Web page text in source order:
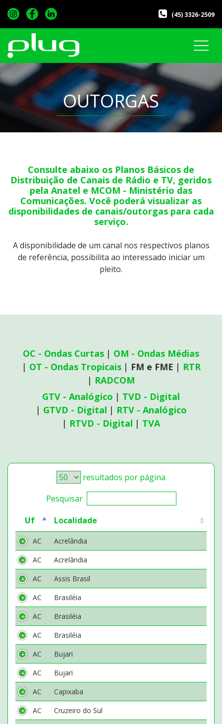
(45) 3326-2509
OUTORGAS
Consulte abaixo os Planos Básicos de
Distribuição de Canais de Rádio e TV, geridos
pela Anatel e MCOM - Ministério das
Comunicações. Você poderá visualizar as
disponibilidades de canais/outorgas para cada
serviço.
A disponibilidade de um canal nos respectivos planos
de referência, possibilita ao interessado iniciar um
pleito.
OC - Ondas Curtas
OM - Ondas Médias
OT - Ondas Tropicais
FM e FME
RTR
RADCOM
GTV - Analógico
TVD - Digital
GTVD - Digital
RTV - Analógico
RTVD - Digital
TVA
resultados por página
Pesquisar
Uf
Localidade
AC
Acrelândia
AC
Acrelândia
AC
Assis Brasil
AC
Brasiléia
AC
Brasiléia
AC
Brasiléia
AC
Bujari
AC
Bujari
AC
Capixaba
AC
Cruzeiro do Sul